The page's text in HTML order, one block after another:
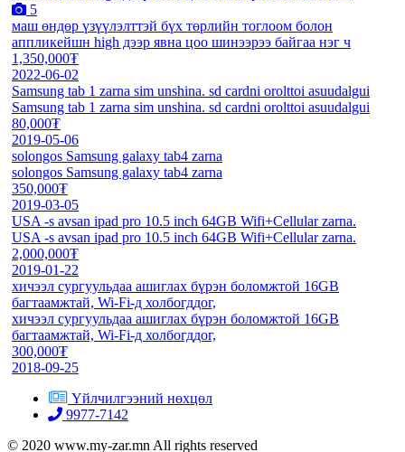
5
маш өндөр үзүүлэлттэй бүх төрлийн тоглоом болон
аппликейшн high дээр явна цоо шинээрээ байгаа нэг ч
1,350,000₮
2022-06-02
Samsung tab 1 zarna sim unshina. sd cardni orolttoi asuudalgui
Samsung tab 1 zarna sim unshina. sd cardni orolttoi asuudalgui
80,000₮
2019-05-06
solongos Samsung galaxy tab4 zarna
solongos Samsung galaxy tab4 zarna
350,000₮
2019-03-05
USA -s avsan ipad pro 10.5 inch 64GB Wifi+Cellular zarna.
USA -s avsan ipad pro 10.5 inch 64GB Wifi+Cellular zarna.
2,000,000₮
2019-01-22
хичээл сургуульдаа ашиглах бүрэн боломжтой 16GB
багтаамжтай, Wi-Fi-д холбогддог,
хичээл сургуульдаа ашиглах бүрэн боломжтой 16GB
багтаамжтай, Wi-Fi-д холбогддог,
300,000₮
2018-09-25
Үйлчилгээний нөхцөл
9977-7142
© 2020 www.my-zar.mn All rights reserved